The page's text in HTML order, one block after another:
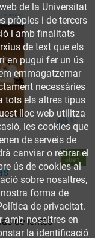
Accés
obert
de lentes
de la Universitat
pròpies i de tercers
i amb finalitats
de text que els
en pugui fer un ús
emmagatzemar
necessàries
tots els altres tipus
lloc web utilitza
les cookies que
de serveis de
canviar o retirar el
ús de cookies al
sobre nosaltres,
forma de
de privacitat.
amb nosaltres en
la identificació